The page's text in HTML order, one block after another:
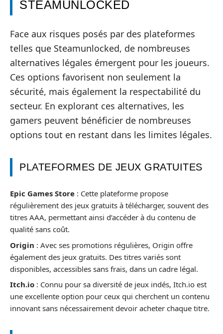
STEAMUNLOCKED
Face aux risques posés par des plateformes
telles que Steamunlocked, de nombreuses
alternatives légales émergent pour les joueurs.
Ces options favorisent non seulement la
sécurité, mais également la respectabilité du
secteur. En explorant ces alternatives, les
gamers peuvent bénéficier de nombreuses
options tout en restant dans les limites légales.
PLATEFORMES DE JEUX GRATUITES
Epic Games Store : Cette plateforme propose
régulièrement des jeux gratuits à télécharger, souvent des
titres AAA, permettant ainsi d’accéder à du contenu de
qualité sans coût.
Origin : Avec ses promotions régulières, Origin offre
également des jeux gratuits. Des titres variés sont
disponibles, accessibles sans frais, dans un cadre légal.
Itch.io : Connu pour sa diversité de jeux indés, Itch.io est
une excellente option pour ceux qui cherchent un contenu
innovant sans nécessairement devoir acheter chaque titre.